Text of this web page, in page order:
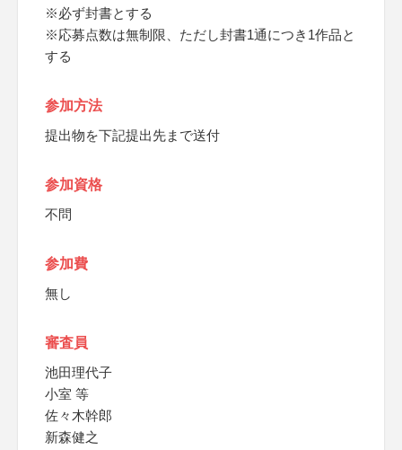
※必ず封書とする
※応募点数は無制限、ただし封書1通につき1作品と
する
参加方法
提出物を下記提出先まで送付
参加資格
不問
参加費
無し
審査員
池田理代子
小室 等
佐々木幹郎
新森健之